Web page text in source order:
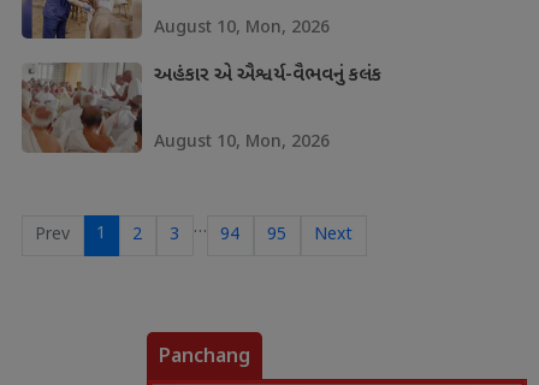
August 10, Mon, 2026
અહંકાર એ ઐશ્વર્ય-વૈભવનું કલંક
August 10, Mon, 2026
Prev 1 2 3 … 94 95 Next
Panchang